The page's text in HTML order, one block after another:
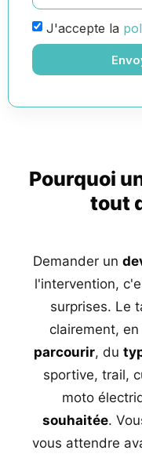
J'accepte la
Pourquoi
tout
Demander un
l'intervention,
surprises. Le
clairement,
parcourir, du
sportive, trail,
moto
souhaitée.
vous attendre